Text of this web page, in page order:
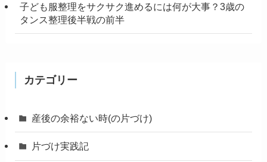
子ども服整理をサクサク進めるには何が大事？3歳の
タンス整理後半戦の前半
カテゴリー
産後の余裕ない時(の片づけ)
片づけ実践記